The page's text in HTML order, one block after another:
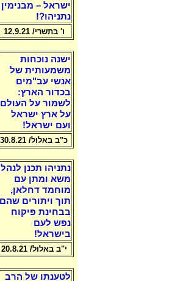
ישראל – מבנימין
נתניהו?!
ו' בתשרי/ 12.9.21
ישנה נוכחות
משמעותית של
אנשי עב"מים
בכדור הארץ:
לשמור על
על ארץ ישראל
ועם ישראל!
כ"ב באלול/ 30.8.21
נתניהו תכנן לנהל
משא ומתן עם
מוחמד דחלאן,
תוך ויתורים שהם
בבחינת פיקוח
נפש לעם
בישראל!
י"ב באלול/ 20.8.21
לטענתו של הרב